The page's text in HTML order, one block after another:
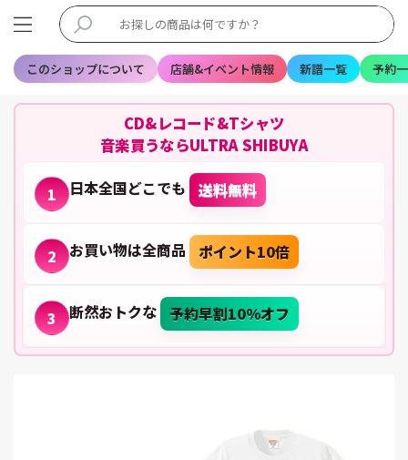
このショップについて 店舗&イベント情報 新譜一覧 予約
CD&レコード&Tシャツ
音楽買うならULTRA SHIBUYA
1 日本全国どこでも 送料無料
2 お買い物は全商品 ポイント10倍
3 断然おトクな 予約早割10%オフ